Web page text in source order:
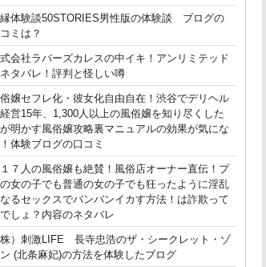
体験談50STORIES男性版の体験談 ブログの
ミは？
会社ラバーズカレスの中イキ！アンリミテッド
タバレ！評判と怪しい噂
嬢セフレ化・彼女化自由自在！渋谷でデリヘル
営15年、1,300人以上の風俗嬢を知り尽くした
明かす風俗嬢攻略裏マニュアルの効果が気にな
体験ブログの口コミ
１７人の風俗嬢も絶賛！風俗店オーナー直伝！プ
女の子でも普通の女の子でも狂ったように淫乱
るセックスでバンバンイカす方法！は詐欺って
しょ？内容のネタバレ
株）刺激LIFE 長寺忠浩のザ・シークレット・ゾ
(北条麻妃)の方法を体験したブログ